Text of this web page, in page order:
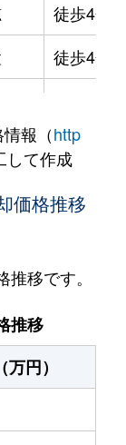
徒歩4分
徒歩4分
徒歩6分
徒歩9分
園
報（http
して作成
価格推移
移です。
推移
円）